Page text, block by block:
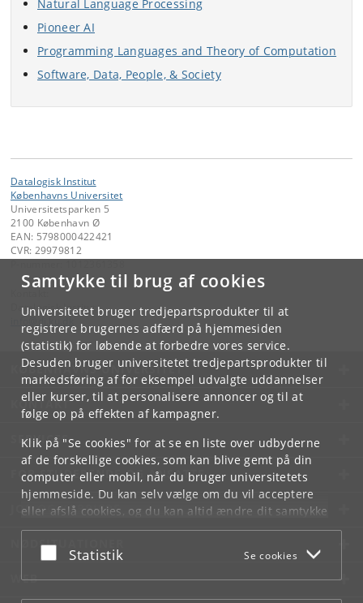
Samtykke til brug af cookies
Universitetet bruger tredjepartsprodukter til at
registrere brugernes adfærd på hjemmesiden
(statistik) for løbende at forbedre vores service.
Desuden bruger universitetet tredjepartsprodukter til
markedsføring af for eksempel udvalgte uddannelser
eller kurser, til at personalisere annoncer og til at
følge op på effekten af kampagner.
Klik på "Se cookies" for at se en liste over udbyderne
af de forskellige cookies, som kan blive gemt på din
computer eller mobil, når du bruger universitetets
hjemmeside. Du kan selv vælge om du vil acceptere
eller afslå cookies, og du kan altid ændre dit samtykke
underCookie- og privatlivspolitiksom du finder i
bunden af hver side.
Acceptér eller afslå
Statistik Se cookies
Natural Language Processing
Pioneer AI
Programming Languages and Theory of Computation
Software, Data, People, & Society
Datalogisk Institut
Københavns Universitet
Universitetsparken 5
2100 København Ø
EAN: 5798000422421
CVR: 29979812
Datalogisk Institut
KØBENHAVNS UNIVERSITET
KONTAKT
SERVICES
FOR STUDERENDE OG ANSATTE
JOB OG KARRIERE
NØDSITUATIONER
WEB